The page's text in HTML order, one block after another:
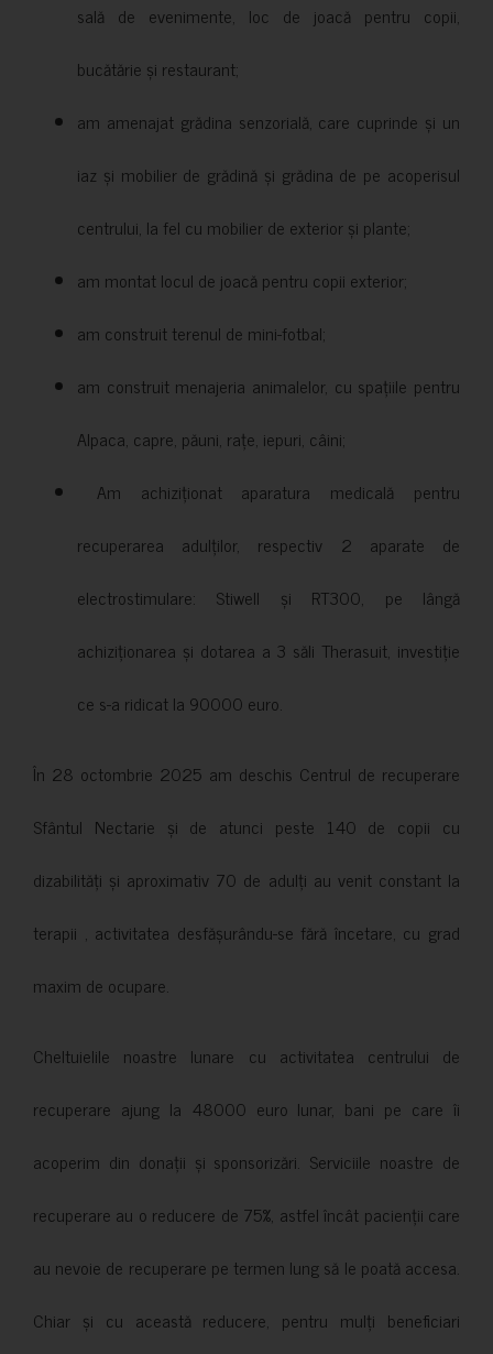
sală de evenimente, loc de joacă pentru copii,
bucătărie și restaurant;
am amenajat grădina senzorială, care cuprinde și un
iaz și mobilier de grădină și grădina de pe acoperisul
centrului, la fel cu mobilier de exterior și plante;
am montat locul de joacă pentru copii exterior;
am construit terenul de mini-fotbal;
am construit menajeria animalelor, cu spațiile pentru
Alpaca, capre, păuni, rațe, iepuri, câini;
Am achiziționat aparatura medicală pentru
recuperarea adulților, respectiv 2 aparate de
electrostimulare: Stiwell și RT300, pe lângă
achiziționarea și dotarea a 3 săli Therasuit, investiție
ce s-a ridicat la 90000 euro.
În 28 octombrie 2025 am deschis Centrul de recuperare
Sfântul Nectarie și de atunci peste 140 de copii cu
dizabilități și aproximativ 70 de adulți au venit constant la
terapii , activitatea desfășurându-se fără încetare, cu grad
maxim de ocupare.
Cheltuielile noastre lunare cu activitatea centrului de
recuperare ajung la 48000 euro lunar, bani pe care îi
acoperim din donații și sponsorizări. Serviciile noastre de
recuperare au o reducere de 75%, astfel încât pacienții care
au nevoie de recuperare pe termen lung să le poată accesa.
Chiar și cu această reducere, pentru mulți beneficiari